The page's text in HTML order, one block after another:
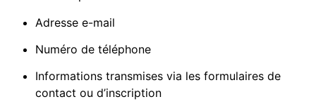
Adresse e-mail
Numéro de téléphone
Informations transmises via les formulaires de
contact ou d’inscription